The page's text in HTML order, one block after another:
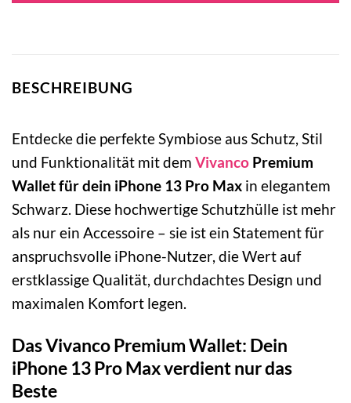
BESCHREIBUNG
Entdecke die perfekte Symbiose aus Schutz, Stil
und Funktionalität mit dem Vivanco Premium
Wallet für dein iPhone 13 Pro Max in elegantem
Schwarz. Diese hochwertige Schutzhülle ist mehr
als nur ein Accessoire – sie ist ein Statement für
anspruchsvolle iPhone-Nutzer, die Wert auf
erstklassige Qualität, durchdachtes Design und
maximalen Komfort legen.
Das Vivanco Premium Wallet: Dein
iPhone 13 Pro Max verdient nur das
Beste